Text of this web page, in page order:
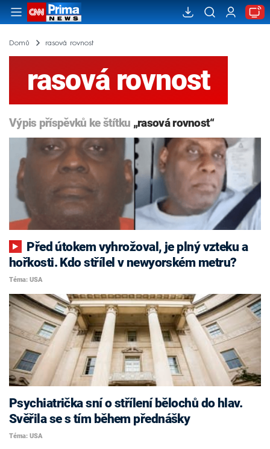
Domů rasová rovnost
rasová rovnost
Výpis příspěvků ke štítku „rasová rovnost“
hořkosti. Kdo střílel v newyorském metru?
Téma: USA
Psychiatrička sní o střílení bělochů do hlav.
Svěřila se s tím během přednášky
Téma: USA